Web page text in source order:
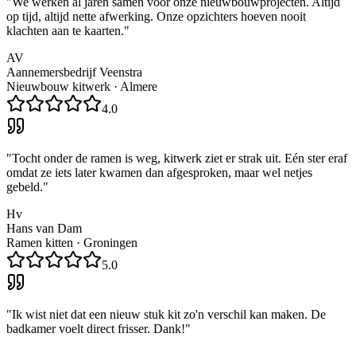
op tijd, altijd nette afwerking. Onze opzichters hoeven nooit
klachten aan te kaarten."
AV
Aannemersbedrijf Veenstra
Nieuwbouw kitwerk · Almere
4.0
"Tocht onder de ramen is weg, kitwerk ziet er strak uit. Eén ster eraf
omdat ze iets later kwamen dan afgesproken, maar wel netjes
gebeld."
Hv
Hans van Dam
Ramen kitten · Groningen
5.0
"Ik wist niet dat een nieuw stuk kit zo'n verschil kan maken. De
badkamer voelt direct frisser. Dank!"